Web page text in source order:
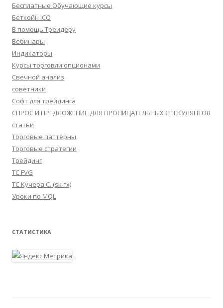
Бесплатные Обучающие курсы
Беткойн ICO
В помощь Треидеру
Вебинары
Индикаторы
Курсы торговли опционами
Свечной анализ
советники
Софт для трейдинга
СПРОС И ПРЕДЛОЖЕНИЕ ДЛЯ ПРОНИЦАТЕЛЬНЫХ СПЕКУЛЯНТОВ
статьи
Торговые паттерны
Торговые стратегии
Трейдинг
ТС FVG
ТС Кучера С. (sk-fx)
Уроки по MQL
СТАТИСТИКА